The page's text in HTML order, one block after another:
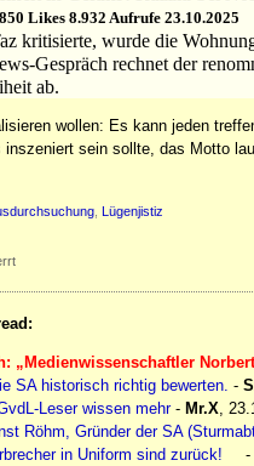
Likes 8.932 Aufrufe 23.10.2025
kritisierte, wurde die
Gespräch rechnet der
ab.
wollen: Es kann jeden
inszeniert sein sollte, das Motto
Lügenjistiz
„Medienwissenschaftler
SA historisch richtig bewerten. -
Leser wissen mehr- Mr.X,
Röhm, Gründer der SA
in Uniform sind zurück!
-